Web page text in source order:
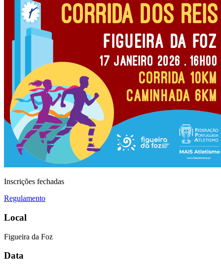
Inscrições fechadas
Regulamento
Local
Figueira da Foz
Data